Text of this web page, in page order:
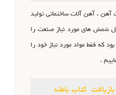
آهن ، آهن آلات ساختمانی تولید
شمش های مورد نیاز صنعت را
که فقط مواد مورد نیاز خود را
.
کتاب باطله